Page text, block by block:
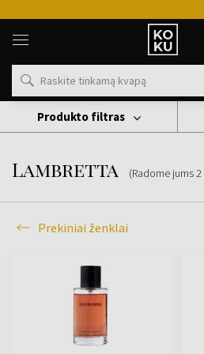
Originalūs
kvepalai
laikrodžiai
vienoje
Prekiniai Ženklai Lambretta
Lambretta (Radome jums2
Prekiniai ženklai
Produkto filtras